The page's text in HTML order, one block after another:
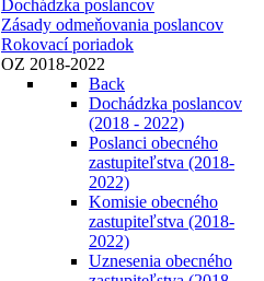
Dochádzka poslancov
Zásady odmeňovania poslancov
Rokovací poriadok
OZ 2018-2022
Back
Dochádzka poslancov
(2018 - 2022)
Poslanci obecného
zastupiteľstva (2018-
2022)
Komisie obecného
zastupiteľstva (2018-
2022)
Uznesenia obecného